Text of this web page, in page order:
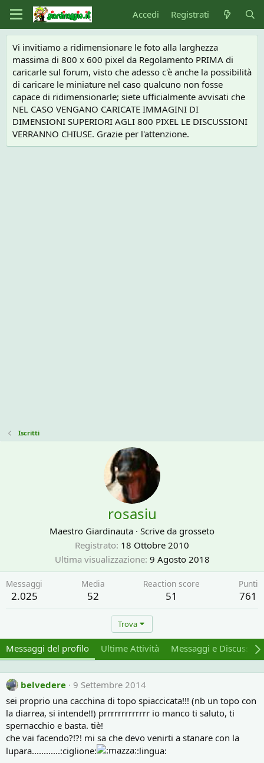
Accedi Registrati
Vi invitiamo a ridimensionare le foto alla larghezza
massima di 800 x 600 pixel da Regolamento PRIMA di
caricarle sul forum, visto che adesso c'è anche la possibilità
di caricare le miniature nel caso qualcuno non fosse
capace di ridimensionarle; siete ufficialmente avvisati che
NEL CASO VENGANO CARICATE IMMAGINI DI
DIMENSIONI SUPERIORI AGLI 800 PIXEL LE DISCUSSIONI
VERRANNO CHIUSE. Grazie per l'attenzione.
Iscritti
rosasiu
Maestro Giardinauta · Scrive da grosseto
Registrato 18 Ottobre 2010
Ultima visualizzazione 9 Agosto 2018
Messaggi
2.025
Media
52
Reaction score
51
Punti
761
Trova
Messaggi del profilo Ultime Attività Messaggi e
belvedere
9 Settembre 2014
sei proprio una cacchina di topo spiaccicata!!! (nb un topo con
la diarrea, si intende!!) prrrrrrrrrrrrr io manco ti saluto, ti
spernacchio e basta. tiè!
che vai facendo?!?! mi sa che devo venirti a stanare con la
lupara............:ciglione:
:lingua: